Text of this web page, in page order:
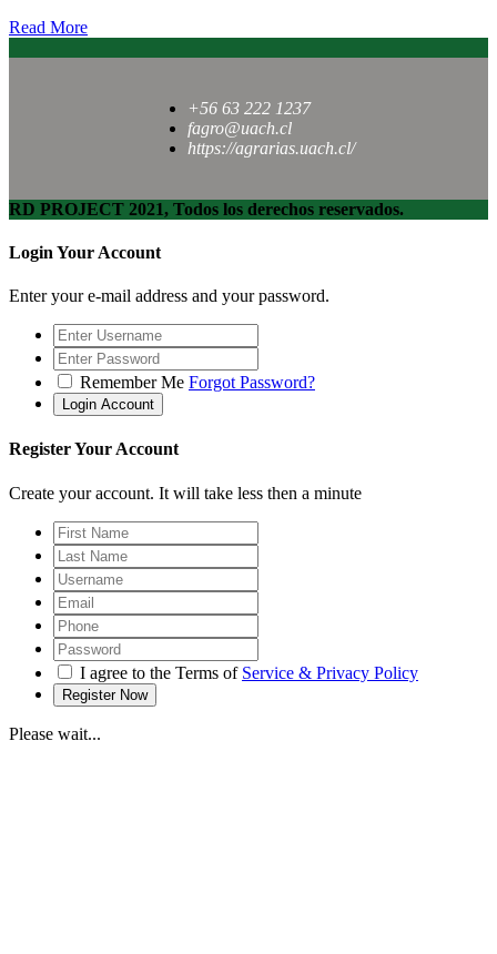
Read More
+56 63 222 1237
fagro@uach.cl
https://agrarias.uach.cl/
RD PROJECT 2021, Todos los derechos reservados.
Login Your Account
Enter your e-mail address and your password.
Remember Me Forgot Password?
Register Your Account
Create your account. It will take less then a minute
I agree to the Terms of Service & Privacy Policy
Please wait...